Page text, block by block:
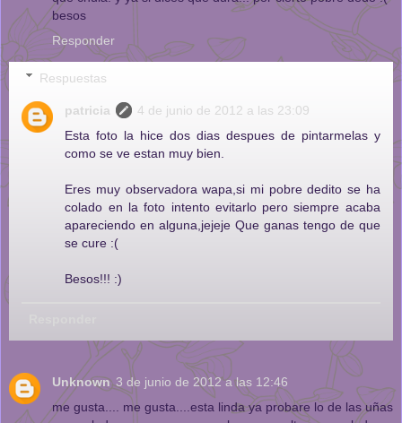
besos
Responder
Respuestas
patricia
4 de junio de 2012 a las 23:09
Esta foto la hice dos dias despues de pintarmelas y
como se ve estan muy bien.
Eres muy observadora wapa,si mi pobre dedito se ha
colado en la foto intento evitarlo pero siempre acaba
apareciendo en alguna,jejeje Que ganas tengo de que
se cure :(
Besos!!! :)
Unknown 3 de junio de 2012 a las 12:46
me gusta.... me gusta....esta linda ya probare lo de las uñas